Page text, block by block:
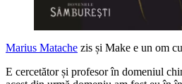
Marius Matache zis și Make e un om
E cercetător și profesor în domeniul